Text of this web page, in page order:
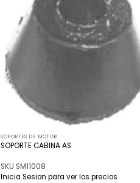
Añadir
a la
de
deseos
SOPORTES DE MOTOR
SOPORTE CABINA AS
SKU SM11008
Inicia Sesion para ver los precios